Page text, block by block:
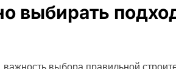
выбирать
выбора правильной